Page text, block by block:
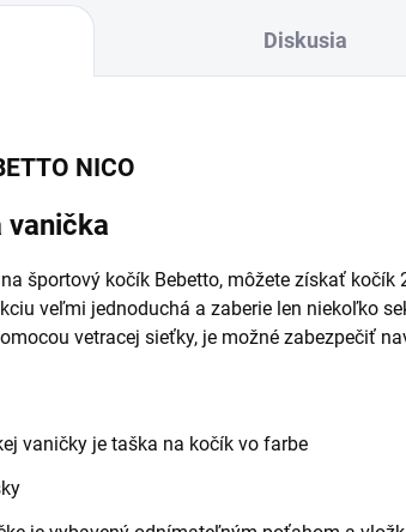
Diskusia
NICO
vanička
športový kočík Bebetto, môžete získať
veľmi jednoduchá a zaberie len niekoľko
vetracej sieťky, je možné zabezpečiť
vaničky je taška na kočík vo farbe